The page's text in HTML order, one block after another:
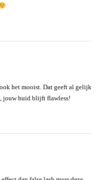
het mooist. Dat geeft al gelijk
jouw huid blijft flawless!